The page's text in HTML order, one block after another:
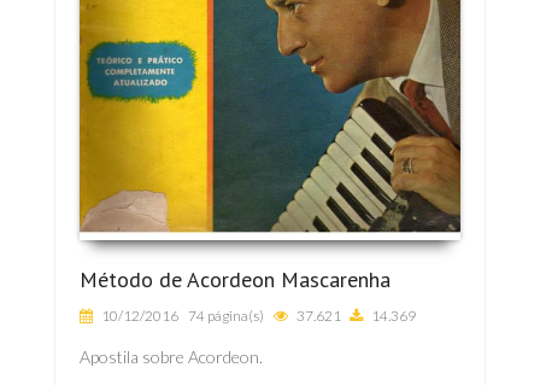
Método de Acordeon Mascarenha
10/12/2016 74 página(s) 37.621 14.369
Apostila sobre Acordeon.